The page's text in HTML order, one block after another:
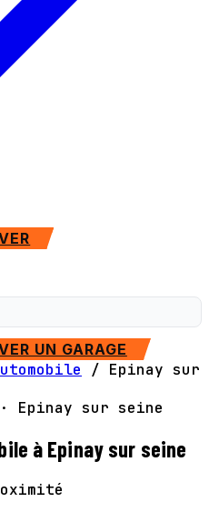
UN GARAGE
/ Epinay sur
Epinay sur seine
à Epinay sur seine